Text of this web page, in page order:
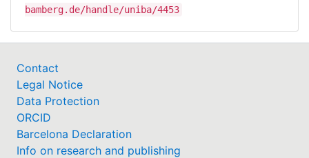
bamberg.de/handle/uniba/4453
Contact
Legal Notice
Data Protection
ORCID
Barcelona Declaration
Info on research and publishing